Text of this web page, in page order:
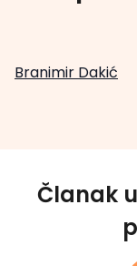
Branimir Dakić
Članak